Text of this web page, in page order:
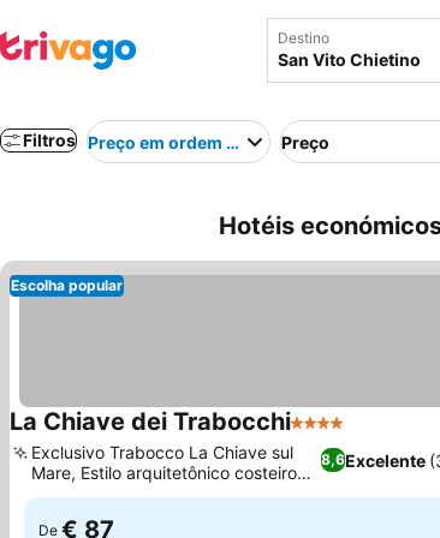
Destino
Filtros Preço em ordem crescentePreço
Hotéis
Escolha popular
La Chiave dei Trabocchi4 Estrelas
8,6Excelente
Exclusivo Trabocco La Chiave sul
Mare, Estilo arquitetônico costeiro
branco
De € 87